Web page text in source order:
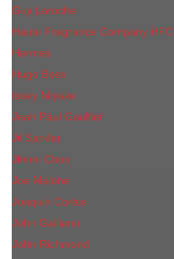
Guy Laroche
Haute Fragrance Company HFC
Hermes
Hugo Boss
Issey Miyake
Jean Paul Gaultier
Jil Sander
Jimmi Choo
Jое Malоnе
Joaquin Cortes
John Galliano
John Richmond